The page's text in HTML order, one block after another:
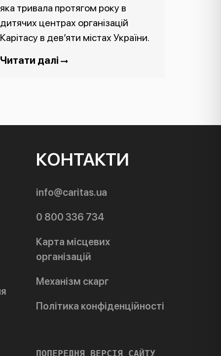
яка тривала протягом року в
дитячих центрах організацій
Карітасу в дев’яти містах України.
Читати далі
КОНТАКТИ
info@caritas.ua
0 800 336 734
Карта місцевих
організацій
Механізм скарг
Політика конфіденційності
ПОПЕРЕДНЯ ВЕРСІЯ САЙТУ